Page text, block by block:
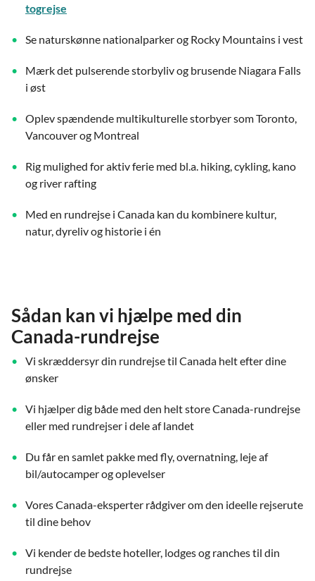
togrejse
Se naturskønne nationalparker og Rocky Mountains i vest
Mærk det pulserende storbyliv og brusende Niagara Falls
i øst
Oplev spændende multikulturelle storbyer som Toronto,
Vancouver og Montreal
Rig mulighed for aktiv ferie med bl.a. hiking, cykling, kano
og river rafting
Med en rundrejse i Canada kan du kombinere kultur,
natur, dyreliv og historie i én
Sådan kan vi hjælpe med din
Canada-rundrejse
Vi skræddersyr din rundrejse til Canada helt efter dine
ønsker
Vi hjælper dig både med den helt store Canada-rundrejse
eller med rundrejser i dele af landet
Du får en samlet pakke med fly, overnatning, leje af
bil/autocamper og oplevelser
Vores Canada-eksperter rådgiver om den ideelle rejserute
til dine behov
Vi kender de bedste hoteller, lodges og ranches til din
rundrejse